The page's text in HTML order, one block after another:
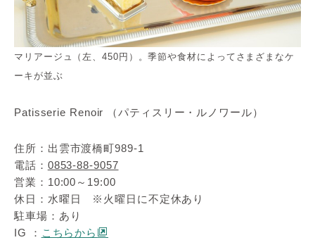
マリアージュ（左、450円）。季節や食材によってさまざまなケ
ーキが並ぶ
Patisserie Renoir （パティスリー・ルノワール）
住所：出雲市渡橋町989-1
電話： 0853-88-9057
営業：10:00～19:00
休日：水曜日 ※火曜日に不定休あり
駐車場：あり
IG ： こちらから